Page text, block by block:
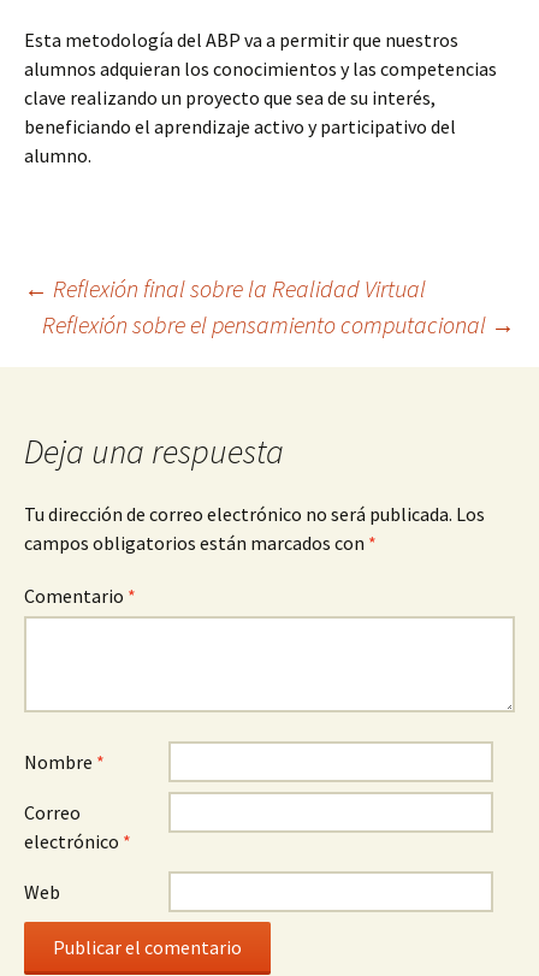
Esta metodología del ABP va a permitir que nuestros
alumnos adquieran los conocimientos y las competencias
clave realizando un proyecto que sea de su interés,
beneficiando el aprendizaje activo y participativo del
alumno.
Ir
a
la
entrada
← Reflexión final sobre la Realidad Virtual
Reflexión sobre el pensamiento computacional →
Deja una respuesta
Tu dirección de correo electrónico no será publicada. Los
campos obligatorios están marcados con *
Comentario *
Nombre *
Correo
electrónico *
Web